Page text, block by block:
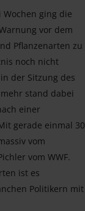
Wochen ging die
vor dem
Pflanzenarten zu
noch nicht
der Sitzung des
stand dabei
einer
gerade einmal 30
vom
vom WWF.
ist es
Politikern mit